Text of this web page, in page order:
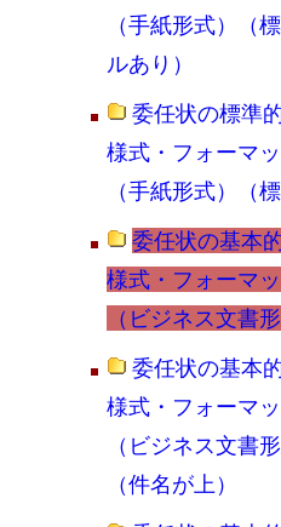
（手紙形式）（
ルあり）
委任状の標準
様式・フォーマ
（手紙形式）（標
委任状の基本
様式・フォーマ
（ビジネス文書
委任状の基本
様式・フォーマ
（ビジネス文書
（件名が上）